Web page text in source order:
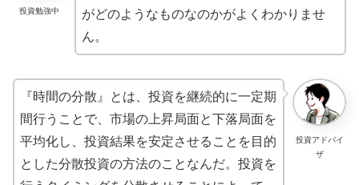
投資勉強中
がどのようなものなのかがよくわかりませ
ん。
投資アドバイ
ザ
『時間の分散』とは、投資を継続的に一定期
間行うことで、市場の上昇局面と下落局面を
平均化し、投資結果を安定させることを目的
とした分散投資の方法のことなんだ。投資を